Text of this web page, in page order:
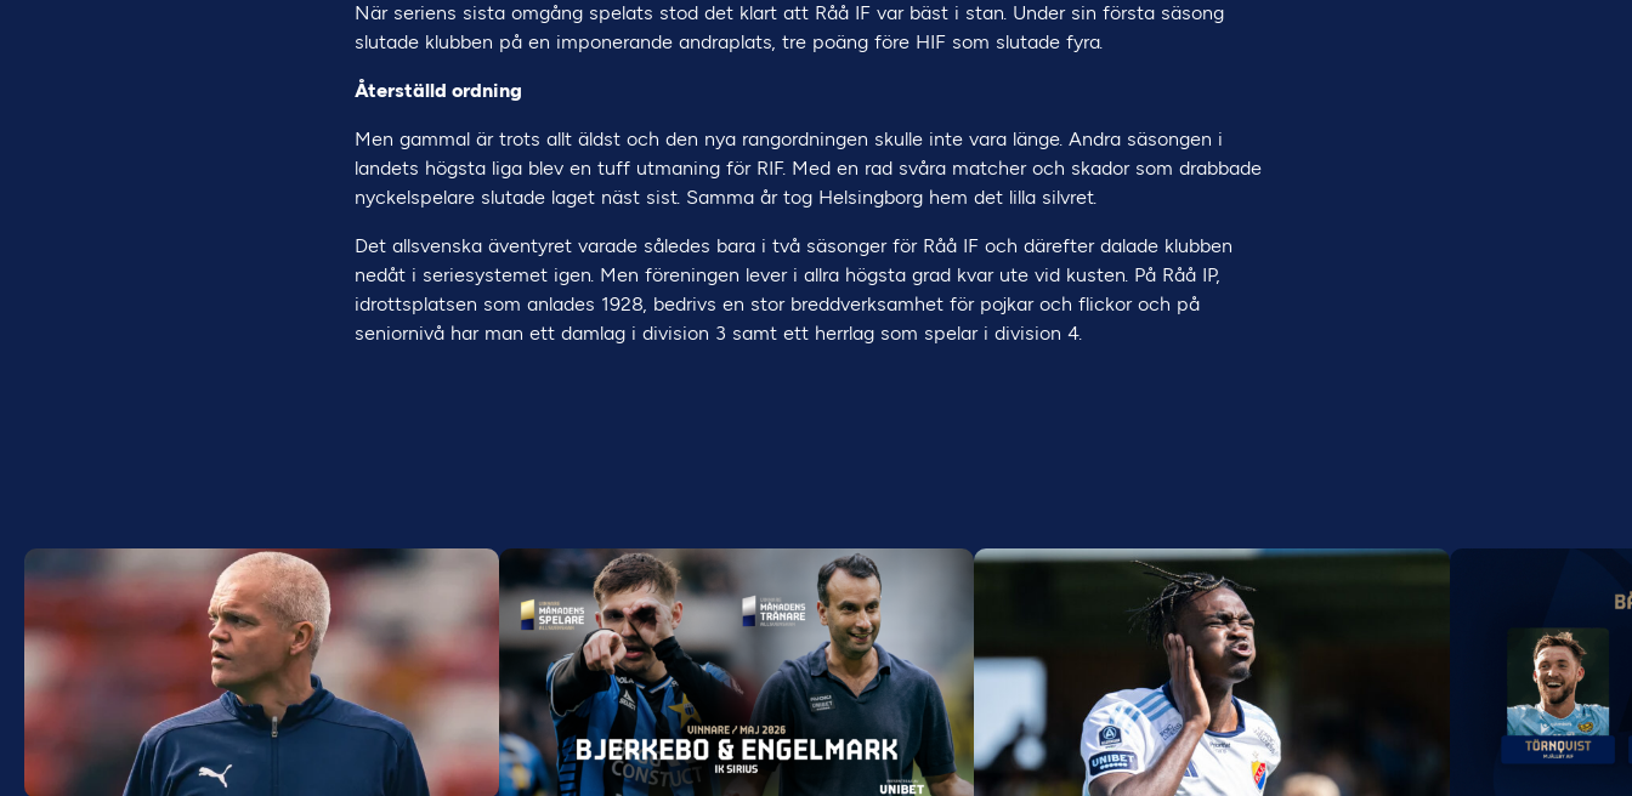
När seriens sista omgång spelats stod det klart att Råå IF var bäst i stan. Under sin första säsong
slutade klubben på en imponerande andraplats, tre poäng före HIF som slutade fyra.
Återställd ordning
Men gammal är trots allt äldst och den nya rangordningen skulle inte vara länge. Andra säsongen i
landets högsta liga blev en tuff utmaning för RIF. Med en rad svåra matcher och skador som drabbade
nyckelspelare slutade laget näst sist. Samma år tog Helsingborg hem det lilla silvret.
Det allsvenska äventyret varade således bara i två säsonger för Råå IF och därefter dalade klubben
nedåt i seriesystemet igen. Men föreningen lever i allra högsta grad kvar ute vid kusten. På Råå IP,
idrottsplatsen som anlades 1928, bedrivs en stor breddverksamhet för pojkar och flickor och på
seniornivå har man ett damlag i division 3 samt ett herrlag som spelar i division 4.